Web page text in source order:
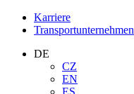
Karriere
Transportunternehmen
DE
CZ
EN
ES